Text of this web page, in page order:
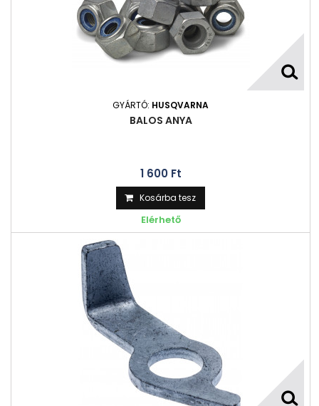
GYÁRTÓ: HUSQVARNA
BALOS ANYA
1 600 Ft‎
Kosárba tesz
Elérhető